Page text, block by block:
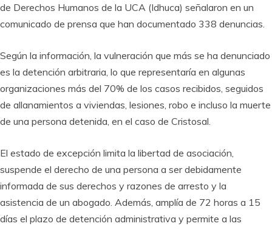
de Derechos Humanos de la UCA (Idhuca) señalaron en un
comunicado de prensa que han documentado 338 denuncias.
Según la información, la vulneración que más se ha denunciado
es la detención arbitraria, lo que representaría en algunas
organizaciones más del 70% de los casos recibidos, seguidos
de allanamientos a viviendas, lesiones, robo e incluso la muerte
de una persona detenida, en el caso de Cristosal.
El estado de excepción limita la libertad de asociación,
suspende el derecho de una persona a ser debidamente
informada de sus derechos y razones de arresto y la
asistencia de un abogado. Además, amplía de 72 horas a 15
días el plazo de detención administrativa y permite a las